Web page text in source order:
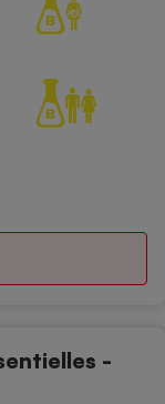
-